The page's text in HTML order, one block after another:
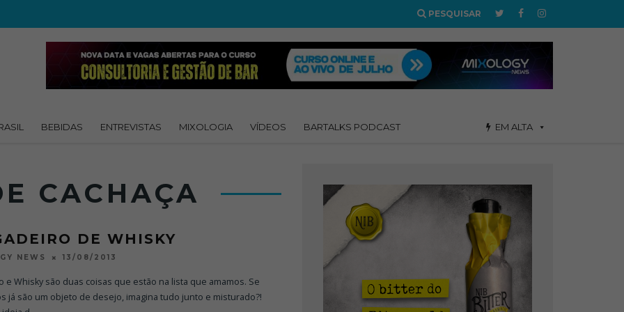
PESQUISAR
BEBIDAS ENTREVISTAS MIXOLOGIA VÍDEOS BARTALKS PODCAST EM ALTA
CACHAÇA
DE WHISKY
NEWS 13/08/2013
e Whisky são duas coisas que estão na lista que amamos. Se
já são um objeto de desejo, imagina tudo junto e misturado?!